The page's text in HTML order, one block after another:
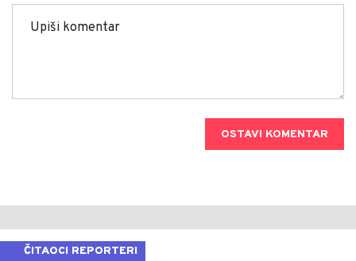
OSTAVI KOMENTAR
ČITAOCI REPORTERI